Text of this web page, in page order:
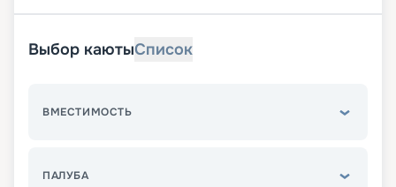
Выбор каютыСписок
ВМЕСТИМОСТЬ
ПАЛУБА